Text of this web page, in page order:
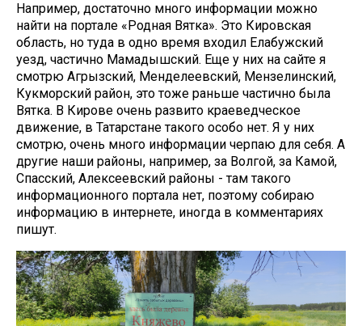
Например, достаточно много информации можно
найти на портале «Родная Вятка». Это Кировская
область, но туда в одно время входил Елабужский
уезд, частично Мамадышский. Еще у них на сайте я
смотрю Агрызский, Менделеевский, Мензелинский,
Кукморский район, это тоже раньше частично была
Вятка. В Кирове очень развито краеведческое
движение, в Татарстане такого особо нет. Я у них
смотрю, очень много информации черпаю для себя. А
другие наши районы, например, за Волгой, за Камой,
Спасский, Алексеевский районы - там такого
информационного портала нет, поэтому собираю
информацию в интернете, иногда в комментариях
пишут.